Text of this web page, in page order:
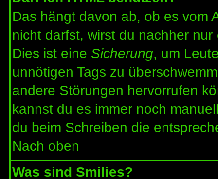
Das hängt davon ab, ob es vom
nicht darfst, wirst du nachher
Dies ist eine Sicherung, um
unnötigen Tags zu
andere Störungen hervorrufen
kannst du es immer noch
du beim Schreiben die
Nach oben
Was sind Smilies?